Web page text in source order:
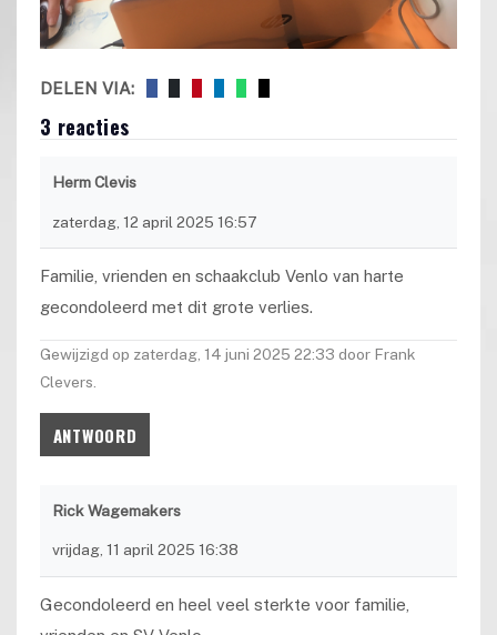
DELEN VIA:
3 reacties
Herm Clevis
zaterdag, 12 april 2025 16:57
Familie, vrienden en schaakclub Venlo van harte
gecondoleerd met dit grote verlies.
Gewijzigd op zaterdag, 14 juni 2025 22:33 door Frank
Clevers.
ANTWOORD
Rick Wagemakers
vrijdag, 11 april 2025 16:38
Gecondoleerd en heel veel sterkte voor familie,